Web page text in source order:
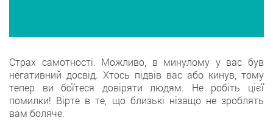
Страх самотності. Можливо, в минулому у вас був
негативний досвід. Хтось підвів вас або кинув, тому
тепер ви боїтеся довіряти людям. Не робіть цієї
помилки! Вірте в те, що близькі нізащо не зроблять
вам боляче.